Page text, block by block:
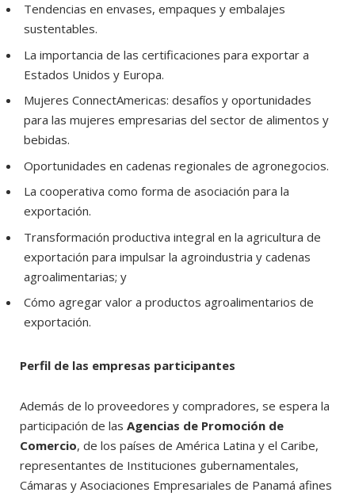
Tendencias en envases, empaques y embalajes
sustentables.
La importancia de las certificaciones para exportar a
Estados Unidos y Europa.
Mujeres ConnectAmericas: desafíos y oportunidades
para las mujeres empresarias del sector de alimentos y
bebidas.
Oportunidades en cadenas regionales de agronegocios.
La cooperativa como forma de asociación para la
exportación.
Transformación productiva integral en la agricultura de
exportación para impulsar la agroindustria y cadenas
agroalimentarias; y
Cómo agregar valor a productos agroalimentarios de
exportación.
Perfil de las empresas participantes
Además de lo proveedores y compradores, se espera la
participación de las Agencias de Promoción de
Comercio, de los países de América Latina y el Caribe,
representantes de Instituciones gubernamentales,
Cámaras y Asociaciones Empresariales de Panamá afines